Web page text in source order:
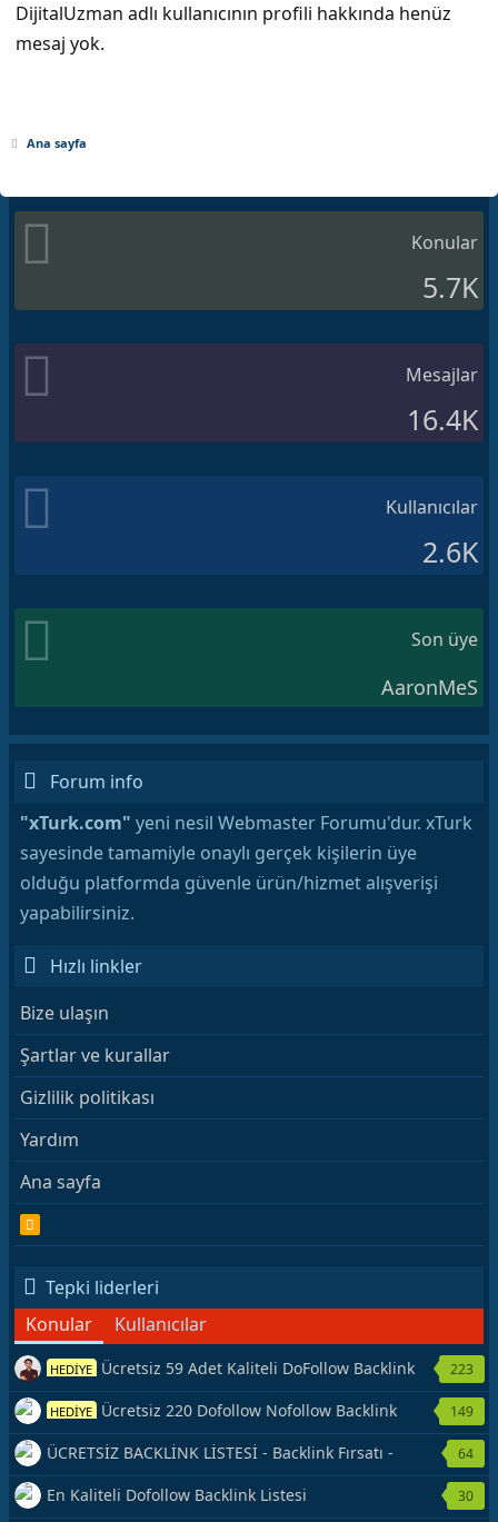
DijitalUzman adlı kullanıcının profili hakkında henüz
mesaj yok.
Ana sayfa
Konular
5.7K
Mesajlar
16.4K
Kullanıcılar
2.6K
Son üye
AaronMeS
Forum info
"xTurk.com" yeni nesil Webmaster Forumu'dur. xTurk
sayesinde tamamiyle onaylı gerçek kişilerin üye
olduğu platformda güvenle ürün/hizmet alışverişi
yapabilirsiniz.
Hızlı linkler
Bize ulaşın
Şartlar ve kurallar
Gizlilik politikası
Yardım
Ana sayfa
S
Tepki liderleri
Konular
Kullanıcılar
HEDİYE Ücretsiz 59 Adet Kaliteli DoFollow Backlink
Kaynağı Veriyorum.
223
HEDİYE Ücretsiz 220 Dofollow Nofollow Backlink
Veriyorum
149
ÜCRETSİZ BACKLİNK LİSTESİ - Backlink Fırsatı -
Hemen Yetiş!
64
En Kaliteli Dofollow Backlink Listesi 30